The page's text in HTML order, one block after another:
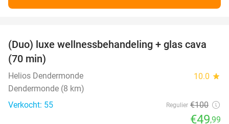
50%
(Duo) luxe wellnessbehandeling + glas cava
(70 min)
Helios Dendermonde 10.0 star
Dendermonde (8 km)
Verkocht: 55
Regulier €100
€49,99